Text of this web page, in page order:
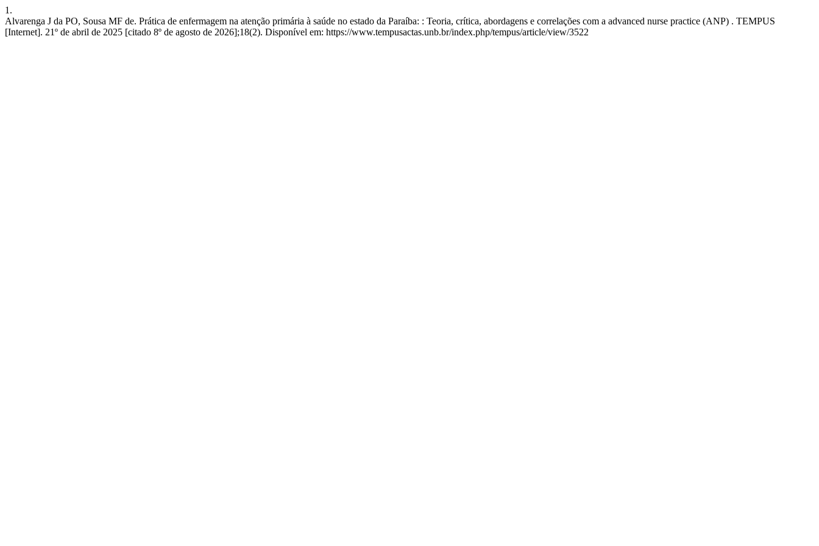
1.
Alvarenga J da PO, Sousa MF de. Prática de enfermagem na atenção primária à saúde no estado da Paraíba: : Teoria, crítica, abordagens e correlações com a advanced nurse practice (ANP) . TEMPUS
[Internet]. 21º de abril de 2025 [citado 8º de agosto de 2026];18(2). Disponível em: https://www.tempusactas.unb.br/index.php/tempus/article/view/3522